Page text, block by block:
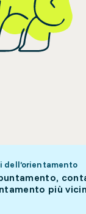
più